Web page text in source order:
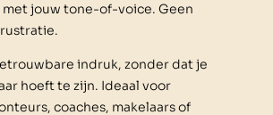
met jouw tone-of-voice. Geen
indruk, zonder dat je
hoeft te zijn. Ideaal voor
coaches, makelaars of